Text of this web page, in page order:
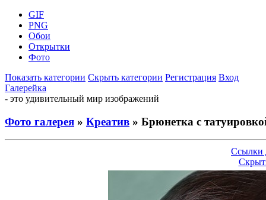
GIF
PNG
Обои
Открытки
Фото
Показать категории Скрыть категории Регистрация Вход
Галерейка
- это удивительный мир изображений
Фото галерея » Креатив » Брюнетка с
Ссылки